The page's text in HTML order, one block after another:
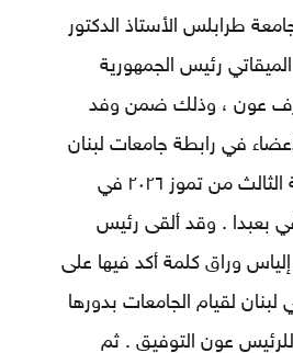
طرابلس الأستاذ الدكتور
رئيس الجمهورية
جوزف عون ، وذلك ضمن وفد
في رابطة جامعات لبنان
صباح اليوم الجمعة الثالث من تموز ٢٠٢٦ في
بعبدا . وقد ألقى رئيس
إلياس وراق كلمة أكد فيها على
لبنان لقيام الجامعات بدورها
للرئيس عون التوفيق . ثم